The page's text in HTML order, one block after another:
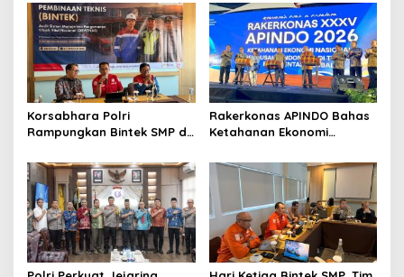
Korsabhara Polri
Rampungkan Bintek SMP di
Pengamanan Capai 88,44
Persen
Rakerkonas APINDO Bahas
Ketahanan Ekonomi
Soroti Pentingnya
Kolaborasi Lintas Sektor